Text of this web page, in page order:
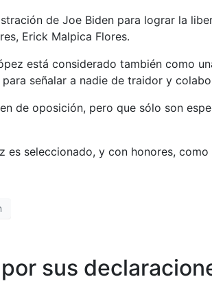
de Joe Biden para lograr la
Erick Malpica Flores.
está considerado también como
señalar a nadie de traidor y
de oposición, pero que sólo son
seleccionado, y con honores,
sus